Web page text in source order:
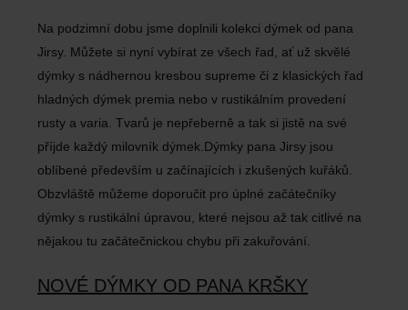
Na podzimní dobu jsme doplnili kolekci dýmek od pana
Jirsy. Můžete si nyní vybírat ze všech řad, ať už skvělé
dýmky s nádhernou kresbou supreme či z klasických řad
hladných dýmek premia nebo v rustikálním provedení
rusty a varia. Tvarů je nepřeberně a tak si jistě na své
příjde každý milovník dýmek.Dýmky pana Jirsy jsou
oblíbené především u začínajících i zkušených kuřáků.
Obzvláště můžeme doporučit pro úplné začátečníky
dýmky s rustikální úpravou, které nejsou až tak citlivé na
nějakou tu začátečnickou chybu při zakuřování.
NOVÉ DÝMKY OD PANA KRŠKY